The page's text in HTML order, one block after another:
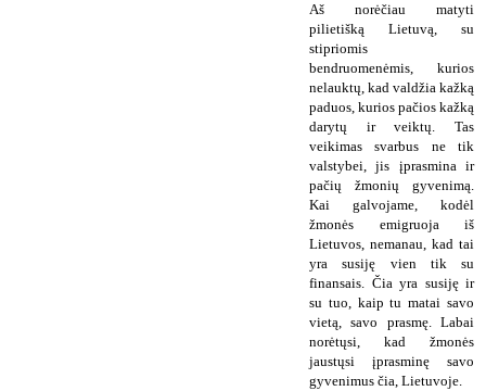
Aš norėčiau matyti
pilietišką Lietuvą, su
stipriomis
bendruomenėmis, kurios
nelauktų, kad valdžia kažką
paduos, kurios pačios kažką
darytų ir veiktų. Tas
veikimas svarbus ne tik
valstybei, jis įprasmina ir
pačių žmonių gyvenimą.
Kai galvojame, kodėl
žmonės emigruoja iš
Lietuvos, nemanau, kad tai
yra susiję vien tik su
finansais. Čia yra susiję ir
su tuo, kaip tu matai savo
vietą, savo prasmę. Labai
norėtųsi, kad žmonės
jaustųsi įprasminę savo
gyvenimus čia, Lietuvoje.